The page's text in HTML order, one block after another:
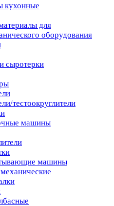
кухонные
для
оборудования
сыротерки
тестоокруглители
машины
машины